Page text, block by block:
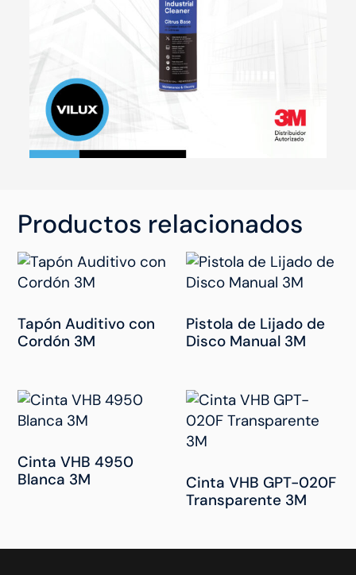
Productos relacionados
Tapón Auditivo con
Cordón 3M
Pistola de Lijado de
Disco Manual 3M
Cinta VHB 4950
Blanca 3M
Cinta VHB GPT-020F
Transparente 3M